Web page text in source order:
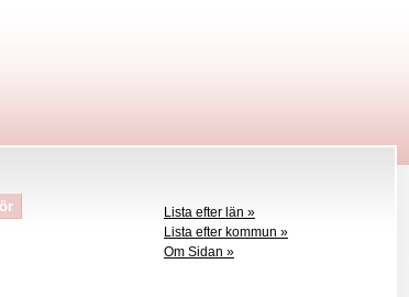
Lista efter län »
Lista efter kommun »
Om Sidan »